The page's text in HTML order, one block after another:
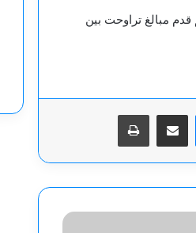
مبالغ تراوحت بين
ماسنجرمشاركة عبر البريد طباعة